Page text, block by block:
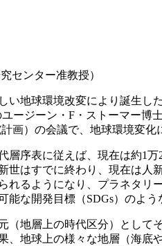
センター准教授）
地球環境改変により誕生し
ージーン・F・ストーマー博
画）の会議で、地球環境変
序表に従えば、現在は約1
世はすでに終わり、現在は人
れるようになり、プラネタ
能な開発目標（SDGs）のよう
地層上の時代区分）として
、地球上の様々な地層（海